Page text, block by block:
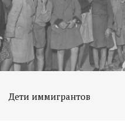
Дети иммигрантов